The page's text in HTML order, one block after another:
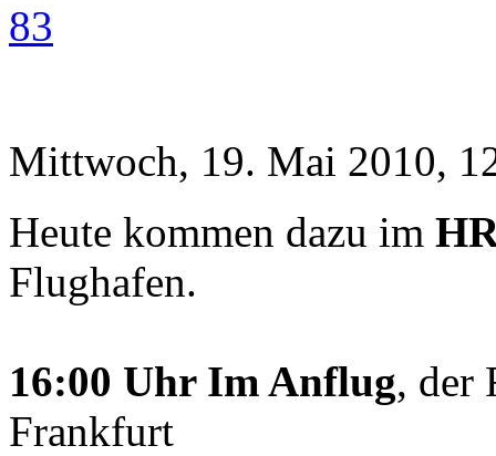
83
Mittwoch, 19. Mai 2010,
Heute kommen dazu im
Flughafen.
16:00 Uhr Im Anflug, der
Frankfurt